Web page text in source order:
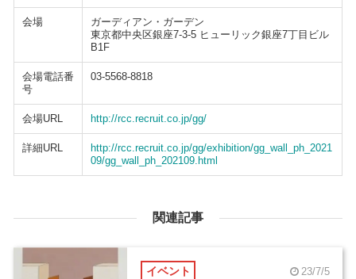
会場
ガーディアン・ガーデン
東京都中央区銀座7-3-5 ヒューリック銀座7丁目ビル
B1F
会場電話番
号
03-5568-8818
会場URL http://rcc.recruit.co.jp/gg/
詳細URL
http://rcc.recruit.co.jp/gg/exhibition/gg_wall_ph_2021
09/gg_wall_ph_202109.html
関連記事
イベント 23/7/5